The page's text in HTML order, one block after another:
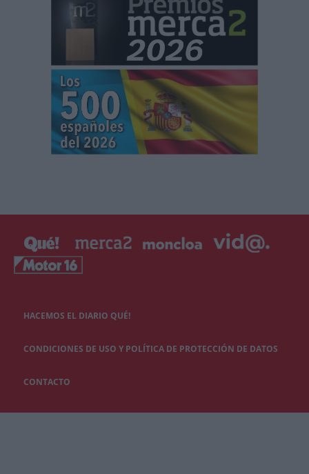
HACEMOS EL DIARIO QUÉ!
CONDICIONES DE USO Y POLÍTICA DE PROTECCIÓN DE DATOS
CONTACTO